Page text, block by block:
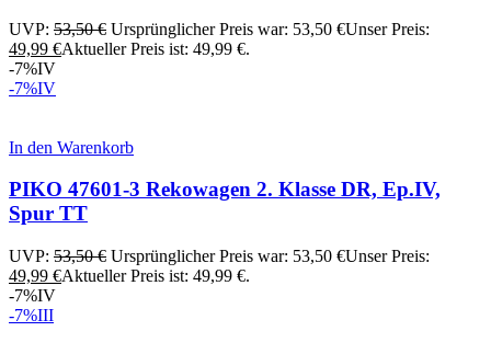
UVP: 53,50€ Ursprünglicher Preis war: 53,50 €Unser Preis:
49,99 €Aktueller Preis ist: 49,99 €.
-7%IV
-7%IV
In den Warenkorb
PIKO 47601-3 Rekowagen 2. Klasse DR, Ep.IV,
Spur TT
UVP: 53,50€ Ursprünglicher Preis war: 53,50 €Unser Preis:
49,99 €Aktueller Preis ist: 49,99 €.
-7%IV
-7%III